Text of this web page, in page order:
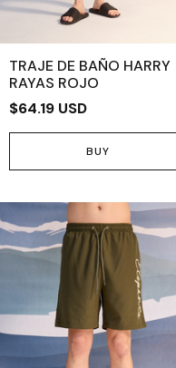
TRAJE DE BAÑO HARRY
RAYAS ROJO
$64.19 USD
BUY